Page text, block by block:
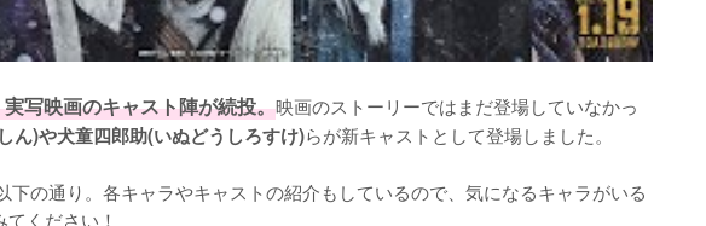
写映画のキャスト陣が続投。映画のストーリーではまだ登場していなかっ
ん)や犬童四郎助(いぬどうしろすけ)らが新キャストとして登場しました。
下の通り。各キャラやキャストの紹介もしているので、気になるキャラがいる
ください！